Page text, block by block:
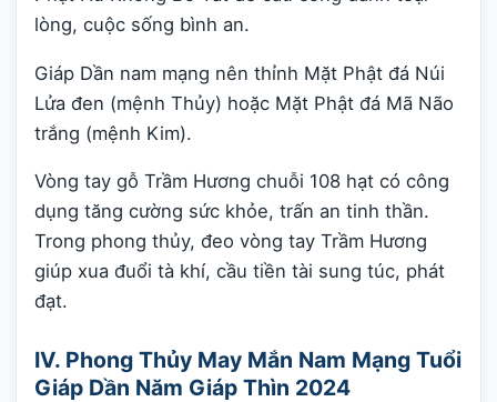
lòng, cuộc sống bình an.
Giáp Dần nam mạng nên thỉnh Mặt Phật đá Núi
Lửa đen (mệnh Thủy) hoặc Mặt Phật đá Mã Não
trắng (mệnh Kim).
Vòng tay gỗ Trầm Hương chuỗi 108 hạt có công
dụng tăng cường sức khỏe, trấn an tinh thần.
Trong phong thủy, đeo vòng tay Trầm Hương
giúp xua đuổi tà khí, cầu tiền tài sung túc, phát
đạt.
IV. Phong Thủy May Mắn Nam Mạng Tuổi
Giáp Dần Năm Giáp Thìn 2024